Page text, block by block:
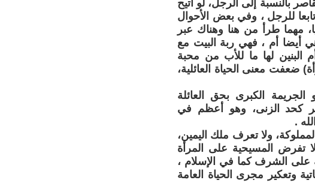
بالنسبة إلى الرجل، لو أتيح
تابعا للرجل ، وفي بعض الأحوال
مهما طرأ من هنا وهناك عبر
أيضا أم ، فهي ربة البيت مع
البنين لها ما للأب من محبة
ضعفت معنى الحياة العائلية،
الكبرى بحق العائلة
كحد الزنى، وهو أعظم في
.
ولا تعرف ملك اليمين،
تفرض المسيحية على المرأة
على الشرف كما في الإسلام ،
وتعكير مجرى الحياة العامة